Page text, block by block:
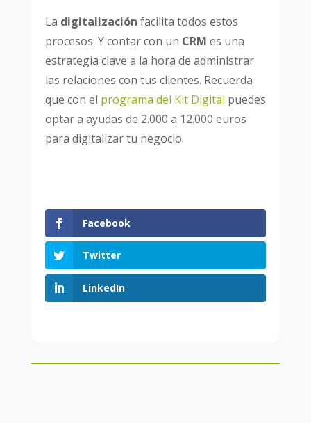
La digitalización facilita todos estos
procesos. Y contar con un CRM es una
estrategia clave a la hora de administrar
las relaciones con tus clientes. Recuerda
que con el programa del Kit Digital puedes
optar a ayudas de 2.000 a 12.000 euros
para digitalizar tu negocio.
Facebook
Twitter
LinkedIn